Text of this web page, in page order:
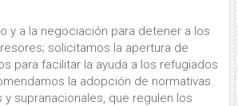
y a la negociación para detener a los
solicitamos la apertura de
para facilitar la ayuda a los refugiados
la adopción de normativas
supranacionales, que regulen los